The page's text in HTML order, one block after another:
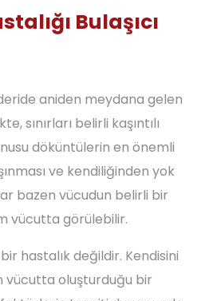
Bulaşıcı
aniden meydana gelen
sınırları belirli kaşıntılı
döküntülerin en önemli
ve kendiliğinden yok
bazen vücudun belirli bir
vücutta görülebilir.
hastalık değildir. Kendisini
oluşturduğu bir